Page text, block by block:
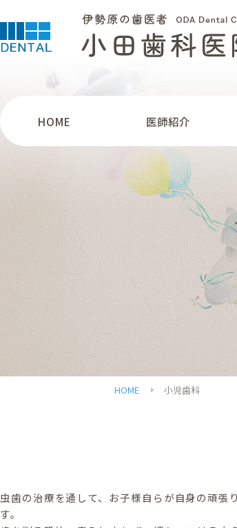
HOME 医師紹介
HOME 小児歯科
虫歯の治療を通して、お子様自らが自身の頑
す。